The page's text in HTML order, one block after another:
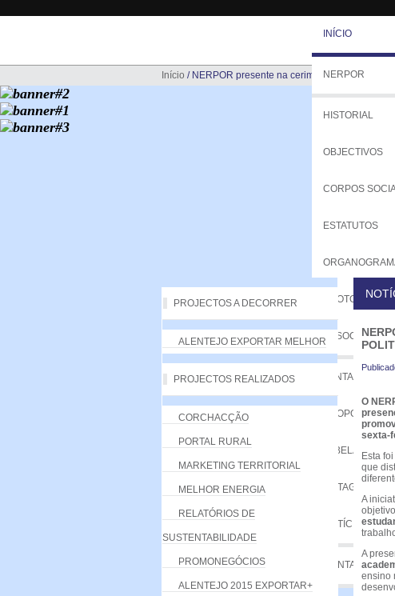
INÍCIO
NERPOR
HISTORIAL
OBJECTIVOS
CORPOS
ESTATUTOS
PROTOCOLOS
ASSOCIADOS
VANTAGENS
PROPOSTA
TABELA DE
LISTAGEM
NOTÍCIAS
CONTACTE-
Início / NERPOR presente na cerimónia dos Prémios
PROJECTOS A DECORRER
ALENTEJO EXPORTAR MELHOR
PROJECTOS REALIZADOS
CORCHACÇÃO
PORTAL RURAL
MARKETING TERRITORIAL
MELHOR ENERGIA
RELATÓRIOS DE
SUSTENTABILIDADE
PROMONEGÓCIOS
ALENTEJO 2015 EXPORTAR+
O
sexta-
Esta
que
A
objetivo
A
ensino